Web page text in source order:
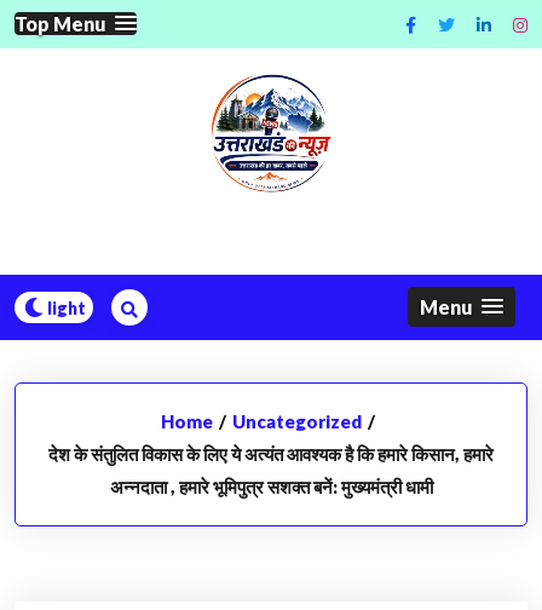
Skip
to
Top Menu
Menu
Home / Uncategorized /
देश के संतुलित विकास के लिए ये अत्यंत आवश्यक है कि हमारे किसान, हमारे
अन्नदाता , हमारे भूमिपुत्र सशक्त बनें: मुख्यमंत्री धामी